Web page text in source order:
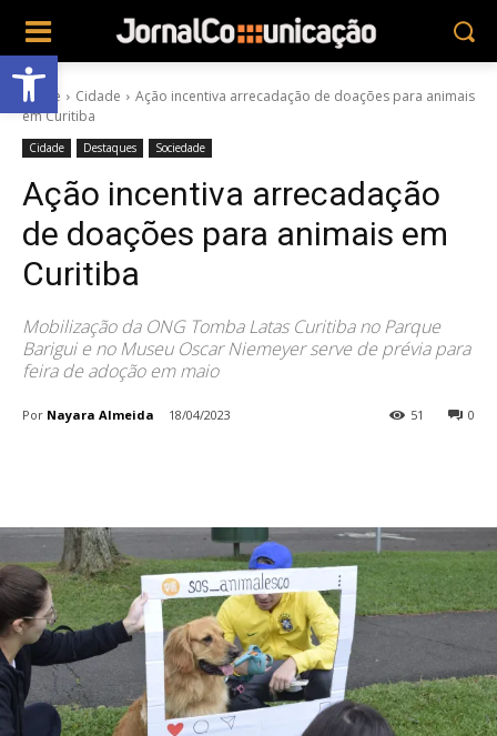
Abrir a barra de ferramentas
Home Cidade
Ação incentiva arrecadação de doações para animais
em Curitiba
Cidade Destaques Sociedade
Ação incentiva arrecadação
de doações para animais em
Curitiba
Mobilização da ONG Tomba Latas Curitiba no Parque
Barigui e no Museu Oscar Niemeyer serve de prévia para
feira de adoção em maio
Por Nayara Almeida 18/04/2023 0
51